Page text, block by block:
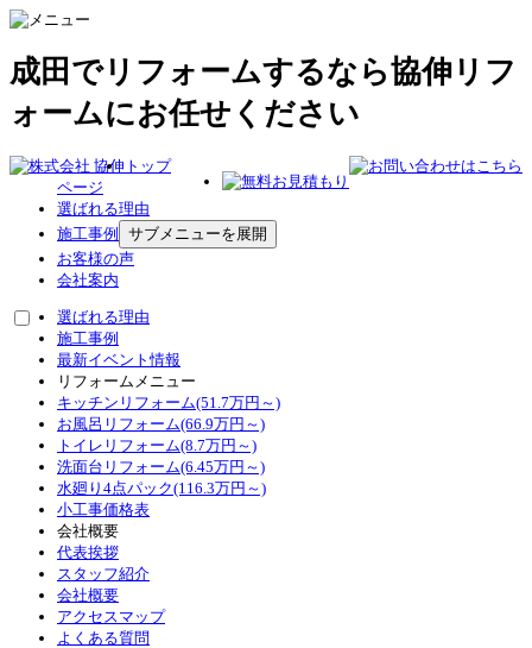
成田でリフォームするなら協伸リフ
ォームにお任せください
トップ
ページ
選ばれる理由
施工事例
サブメニューを展開
お客様の声
会社案内
選ばれる理由
施工事例
最新イベント情報
リフォームメニュー
キッチンリフォーム(51.7万円～)
お風呂リフォーム(66.9万円～)
トイレリフォーム(8.7万円～)
洗面台リフォーム(6.45万円～)
水廻り4点パック(116.3万円～)
小工事価格表
会社概要
代表挨拶
スタッフ紹介
会社概要
アクセスマップ
よくある質問